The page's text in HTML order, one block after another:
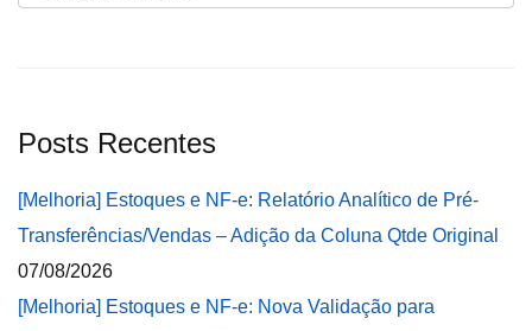
Posts Recentes
[Melhoria] Estoques e NF-e: Relatório Analítico de Pré-
Transferências/Vendas – Adição da Coluna Qtde Original
07/08/2026
[Melhoria] Estoques e NF-e: Nova Validação para